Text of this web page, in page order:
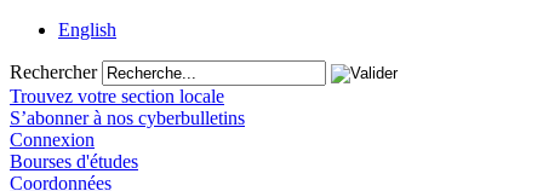
English
Rechercher
Trouvez votre section locale
S’abonner à nos cyberbulletins
Connexion
Bourses d'études
Coordonnées